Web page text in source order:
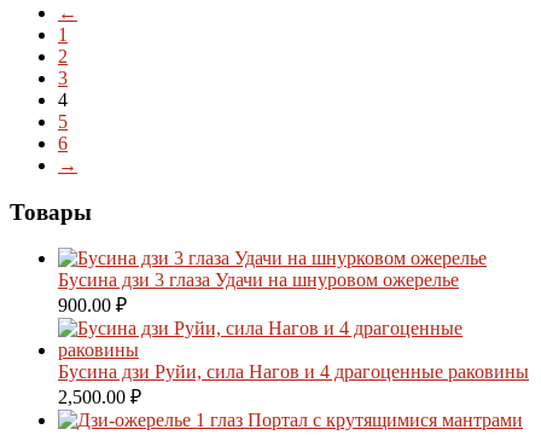
←
1
2
3
4
5
6
→
Товары
Бусина дзи 3 глаза Удачи на шнуровом ожерелье
900.00 ₽
Бусина дзи Руйи, сила Нагов и 4 драгоценные раковины
2,500.00 ₽